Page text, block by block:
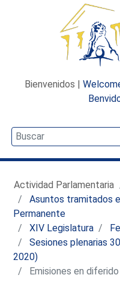
Bienvenidos |
Actividad Parlamentaria
Asuntos tramitados
Permanente
XIV Legislatura
Sesiones plenarias
2020)
Emisiones en diferido